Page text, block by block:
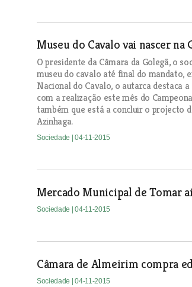
Museu do Cavalo vai nascer
O presidente da Câmara da Golegã, o
museu do cavalo até final do mandato,
Nacional do Cavalo, o autarca destaca
com a realização este mês do
também que está a concluir o projecto
Azinhaga.
Sociedade | 04-11-2015
Mercado Municipal de Tomar
Sociedade | 04-11-2015
Câmara de Almeirim compra
Sociedade | 04-11-2015